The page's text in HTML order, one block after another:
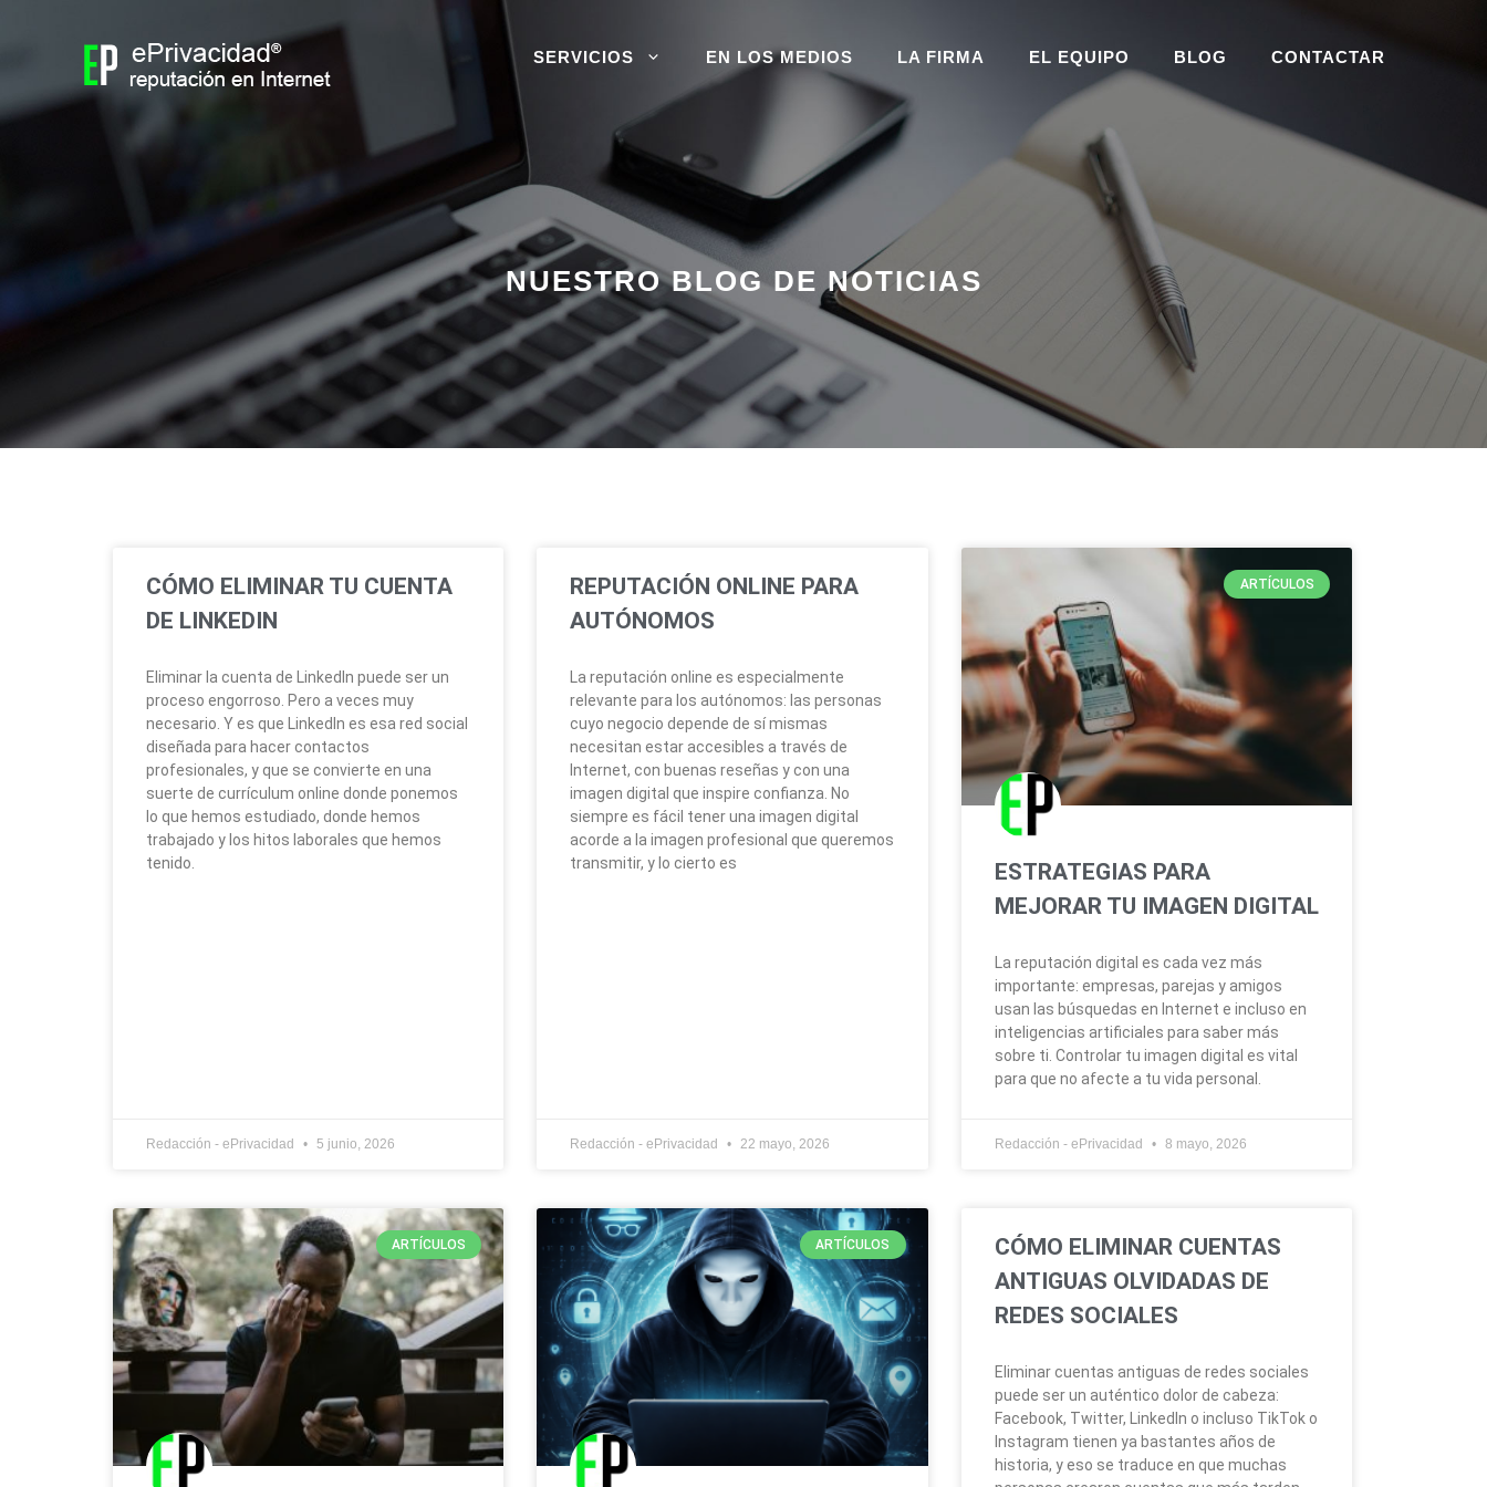
SERVICIOS EN LOS MEDIOS LA FIRMA EL EQUIPO BLOG CONTACTAR
NUESTRO BLOG DE NOTICIAS
CÓMO ELIMINAR TU CUENTA
DE LINKEDIN
Eliminar la cuenta de LinkedIn puede ser un
proceso engorroso. Pero a veces muy
necesario. Y es que LinkedIn es esa red social
diseñada para hacer contactos
profesionales, y que se convierte en una
suerte de currículum online donde ponemos
lo que hemos estudiado, donde hemos
trabajado y los hitos laborales que hemos
tenido.
Redacción - ePrivacidad 5 junio, 2026
REPUTACIÓN ONLINE PARA
AUTÓNOMOS
La reputación online es especialmente
relevante para los autónomos: las personas
cuyo negocio depende de sí mismas
necesitan estar accesibles a través de
Internet, con buenas reseñas y con una
imagen digital que inspire confianza. No
siempre es fácil tener una imagen digital
acorde a la imagen profesional que queremos
transmitir, y lo cierto es
Redacción - ePrivacidad 22 mayo, 2026
ARTÍCULOS
ESTRATEGIAS PARA
MEJORAR TU IMAGEN DIGITAL
La reputación digital es cada vez más
importante: empresas, parejas y amigos
usan las búsquedas en Internet e incluso en
inteligencias artificiales para saber más
sobre ti. Controlar tu imagen digital es vital
para que no afecte a tu vida personal.
Redacción - ePrivacidad 8 mayo, 2026
ARTÍCULOS ARTÍCULOS
CÓMO ELIMINAR CUENTAS
ANTIGUAS OLVIDADAS DE
REDES SOCIALES
Eliminar cuentas antiguas de redes sociales
puede ser un auténtico dolor de cabeza:
Facebook, Twitter, LinkedIn o incluso TikTok o
Instagram tienen ya bastantes años de
historia, y eso se traduce en que muchas